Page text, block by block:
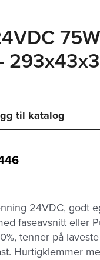
til katalog
24VDC, godt
faseavsnitt eller
tenner på
Hurtigklemmer